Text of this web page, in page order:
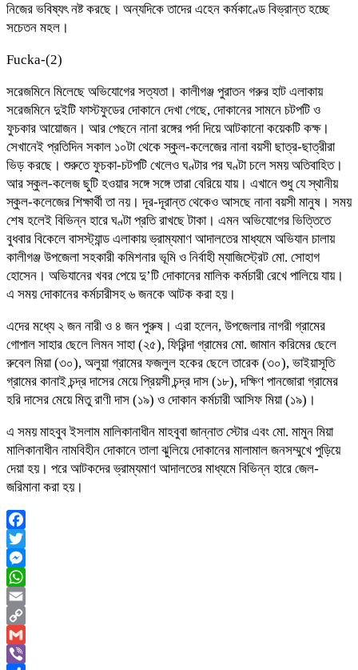
নিজের ভবিষ্যৎ নষ্ট করছে। অন্যদিকে তাদের এহেন কর্মকাণ্ডে বিভ্রান্ত হচ্ছে
সচেতন মহল।
Fucka-(2)
সরেজমিনে মিলেছে অভিযোগের সত্যতা। কালীগঞ্জ পুরাতন গরুর হাট এলাকায়
সরেজমিনে দুইটি ফাস্টফুডের দোকানে দেখা গেছে, দোকানের সামনে চটপটি ও
ফুচকার আয়োজন। আর পেছনে নানা রঙ্গের পর্দা দিয়ে আটকানো কয়েকটি কক্ষ।
সেখানেই প্রতিদিন সকাল ১০টা থেকে স্কুল-কলেজের নানা বয়সী ছাত্র-ছাত্রীরা
ভিড় করছে। শুরুতে ফুচকা-চটপটি খেলেও ঘণ্টার পর ঘণ্টা চলে সময় অতিবাহিত।
আর স্কুল-কলেজ ছুটি হওয়ার সঙ্গে সঙ্গে তারা বেরিয়ে যায়। এখানে শুধু যে স্থানীয়
স্কুল-কলেজের শিক্ষার্থী তা নয়। দূর-দূরান্ত থেকেও আসছে নানা বয়সী মানুষ। সময়
শেষ হলেই বিভিন্ন হারে ঘণ্টা প্রতি রাখছে টাকা। এমন অভিযোগের ভিত্তিতে
বুধবার বিকেলে বাসস্ট্যান্ড এলাকায় ভ্রাম্যমাণ আদালতের মাধ্যমে অভিযান চালায়
কালীগঞ্জ উপজেলা সহকারী কমিশনার ভূমি ও নির্বাহী ম্যাজিস্ট্রেট মো. সোহাগ
হোসেন। অভিযানের খবর পেয়ে দু’টি দোকানের মালিক কর্মচারী রেখে পালিয়ে যায়।
এ সময় দোকানের কর্মচারীসহ ৬ জনকে আটক করা হয়।
এদের মধ্যে ২ জন নারী ও ৪ জন পুরুষ। এরা হলেন, উপজেলার নাগরী গ্রামের
গোপাল সাহার ছেলে লিমন সাহা (২৫), ফিরিন্দা গ্রামের মো. জামান করিমের ছেলে
রুবেল মিয়া (৩০), অলুয়া গ্রামের ফজলুল হকের ছেলে তারেক (৩০), ভাইয়াসূতি
গ্রামের কানাই চন্দ্র দাসের মেয়ে প্রিয়সী চন্দ্র দাস (১৮), দক্ষিণ পানজোরা গ্রামের
হরি দাসের মেয়ে মিতু রাণী দাস (১৯) ও দোকান কর্মচারী আসিফ মিয়া (১৯)।
এ সময় মাহবুব ইসলাম মালিকানাধীন মাহবুবা জান্নাত স্টোর এবং মো. মামুন মিয়া
মালিকানাধীন নামবিহীন দোকানে তালা ঝুলিয়ে দোকানের মালামাল জনসম্মুখে পুড়িয়ে
দেয়া হয়। পরে আটকদের ভ্রাম্যমাণ আদালতের মাধ্যমে বিভিন্ন হারে জেল-
জরিমানা করা হয়।
Facebook
Twitter
Messenger
WhatsApp
Email
Copy
Link
Gmail